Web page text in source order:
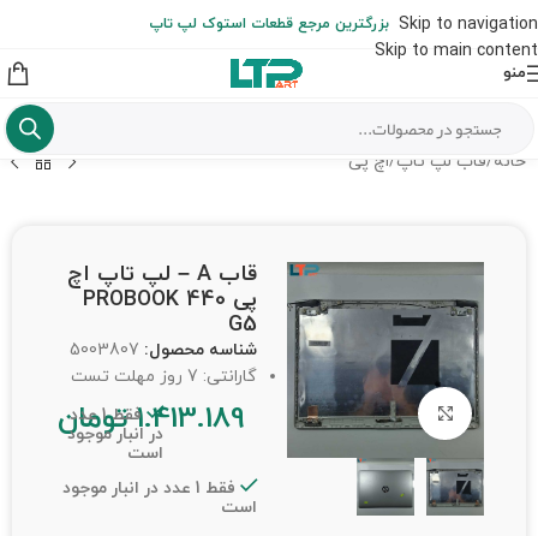
Skip to navigation
Skip to main content
از شهرستان به عهده مشتری است)
بزرگترین مرجع قطعات استوک لپ تاپ
منو
خانه /قاب لپ تاپ/اچ پی
برای بزرگنمایی کلیک کنید
قاب A – لپ تاپ اچ
پی PROBOOK 440
G5
شناسه محصول: 5003807
گارانتی: 7 روز مهلت تست
1.413.189 تومان
فقط 1 عدد
در انبار موجود
است
فقط 1 عدد در انبار موجود
است